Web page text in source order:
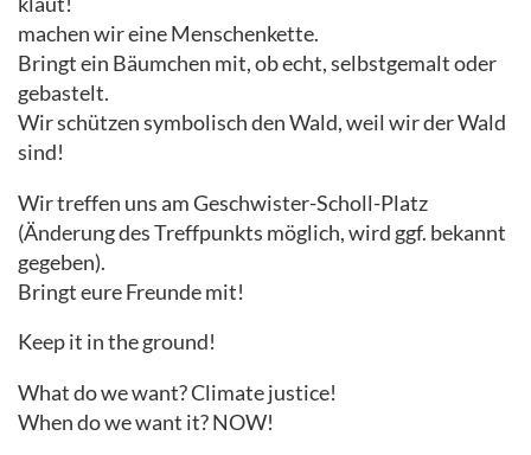
machen wir eine Menschenkette.
Bringt ein Bäumchen mit, ob echt, selbstgemalt oder
gebastelt.
Wir schützen symbolisch den Wald, weil wir der Wald
sind!
Wir treffen uns am Geschwister-Scholl-Platz
(Änderung des Treffpunkts möglich, wird ggf. bekannt
gegeben).
Bringt eure Freunde mit!
Keep it in the ground!
What do we want? Climate justice!
When do we want it? NOW!